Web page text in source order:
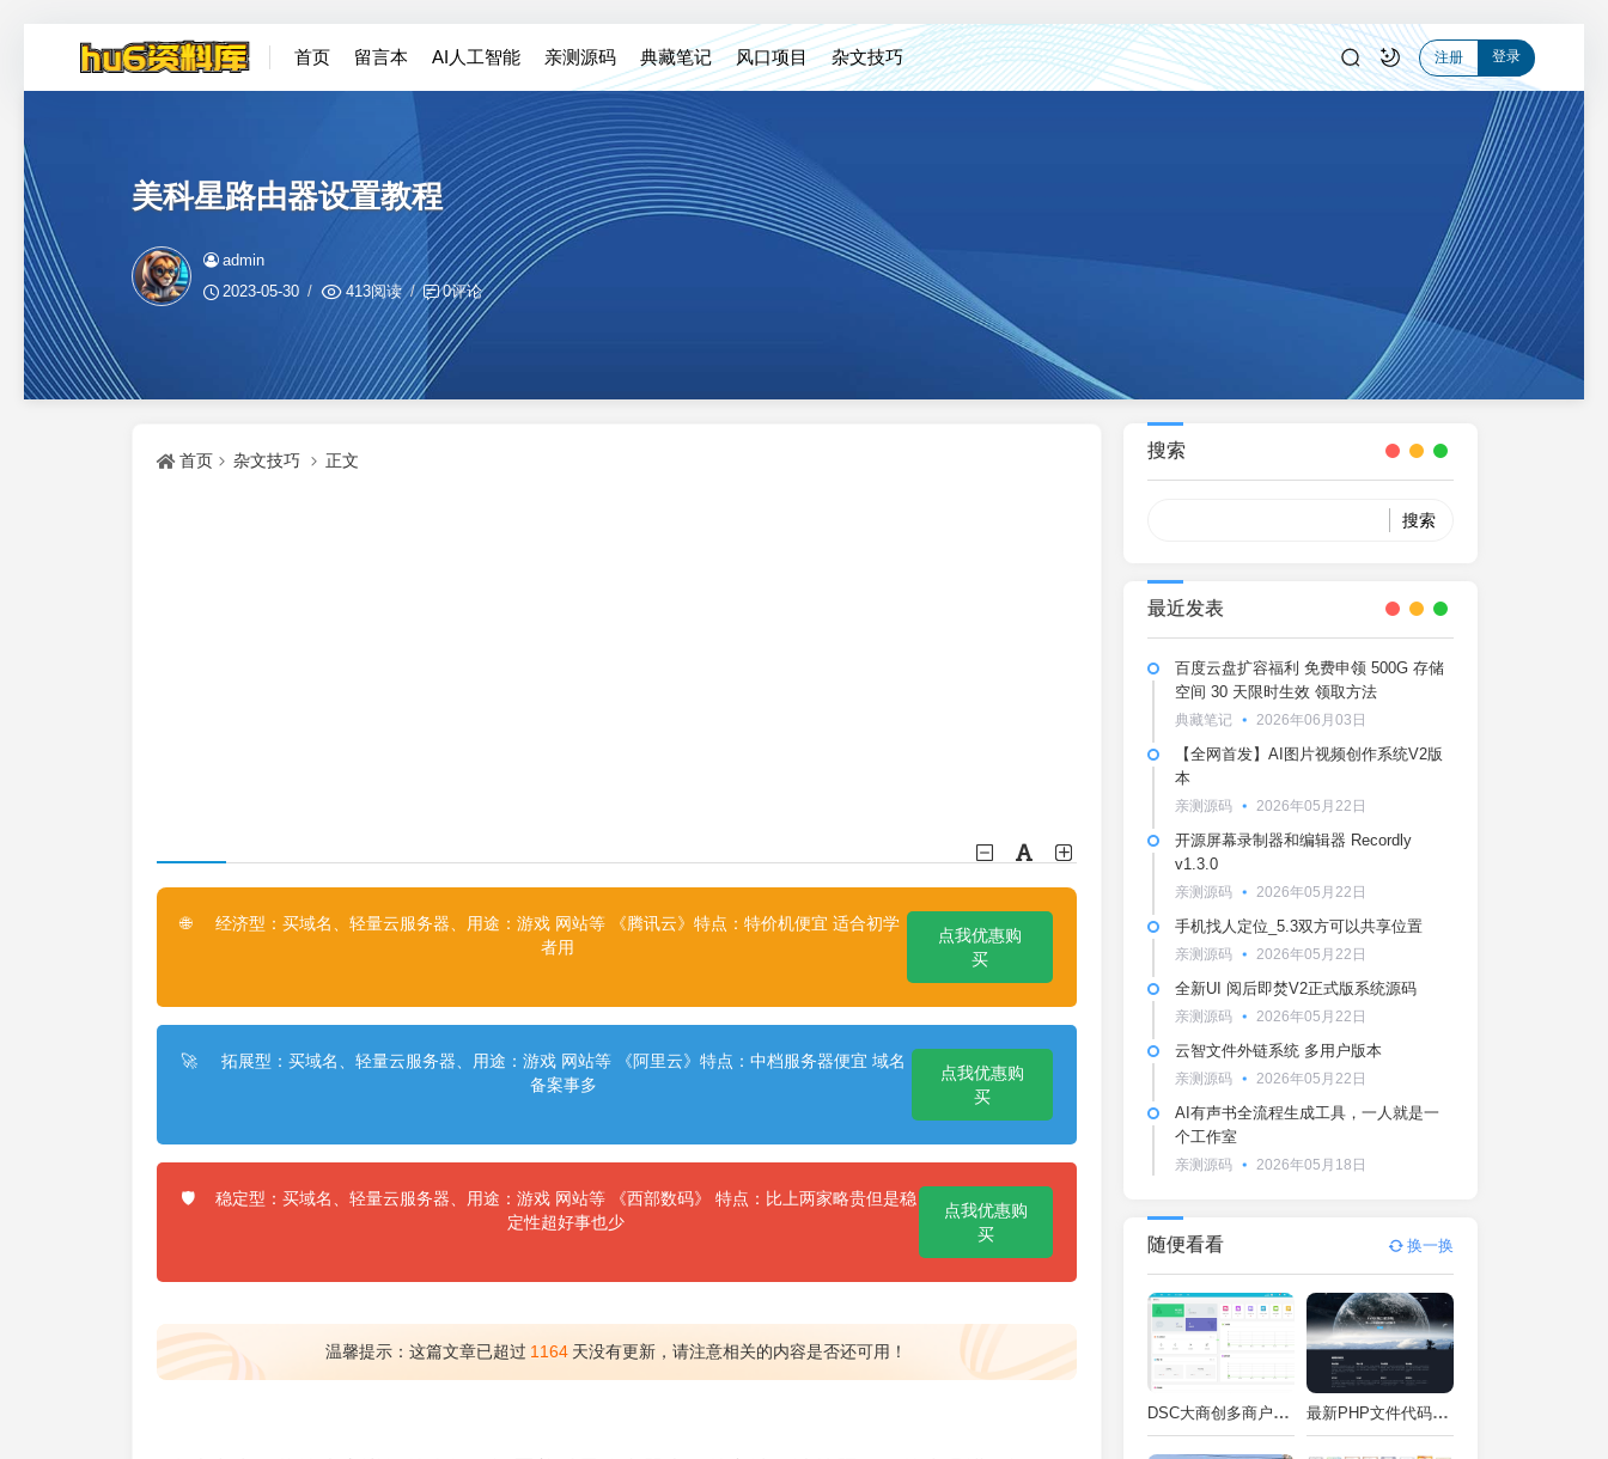
首页 留言本 AI人工智能 亲测源码 典藏笔记 风口项目 杂文技巧 注册 登录
美科星路由器设置教程
admin
2023-05-30
413阅读 0评论
首页 杂文技巧 正文
🌐
经济型：买域名、轻量云服务器、用途：游戏 网站等 《腾讯云》特点：特价机便宜 适合初学
者用
点我优惠购
买
🚀
拓展型：买域名、轻量云服务器、用途：游戏 网站等 《阿里云》特点：中档服务器便宜 域名
备案事多
点我优惠购
买
🛡️
稳定型：买域名、轻量云服务器、用途：游戏 网站等 《西部数码》 特点：比上两家略贵但是稳
定性超好事也少
点我优惠购
买
温馨提示：这篇文章已超过 1164 天没有更新，请注意相关的内容是否还可用！
搜索
最近发表
百度云盘扩容福利 免费申领 500G 存储
空间 30 天限时生效 领取方法
典藏笔记 2026年06月03日
【全网首发】AI图片视频创作系统V2版
本
亲测源码 2026年05月22日
开源屏幕录制器和编辑器 Recordly
v1.3.0
亲测源码 2026年05月22日
手机找人定位_5.3双方可以共享位置
亲测源码 2026年05月22日
全新UI 阅后即焚V2正式版系统源码
亲测源码 2026年05月22日
云智文件外链系统 多用户版本
亲测源码 2026年05月22日
AI有声书全流程生成工具，一人就是一
个工作室
亲测源码 2026年05月18日
随便看看 换一换
DSC大商创多商户电商系统完整部署教程（附PHP7.4/PHP8兼容修复方案） 最新PHP文件代码加密系统 在线PHP加密系统 全开源 亲测可用